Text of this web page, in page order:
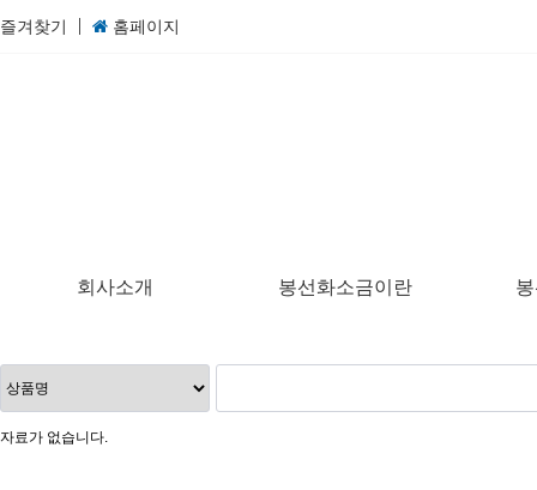
즐겨찾기 홈페이지
회사소개 봉선화소금이란
자료가 없습니다.